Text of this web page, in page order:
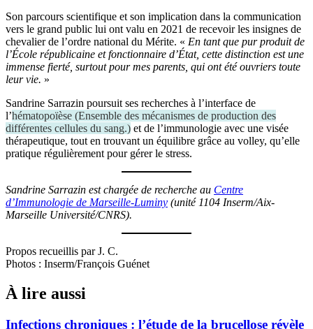
Son parcours scientifique et son implication dans la communication
vers le grand public lui ont valu en 2021 de recevoir les insignes de
chevalier de l’ordre national du Mérite. « En tant que pur produit de
l’École républicaine et fonctionnaire d’État, cette distinction est une
immense fierté, surtout pour mes parents, qui ont été ouvriers toute
leur vie. »
Sandrine Sarrazin poursuit ses recherches à l’interface de
l’hématopoïèse (Ensemble des mécanismes de production des
différentes cellules du sang.) et de l’immunologie avec une visée
thérapeutique, tout en trouvant un équilibre grâce au volley, qu’elle
pratique régulièrement pour gérer le stress.
Sandrine Sarrazin est chargée de recherche au Centre
d’Immunologie de Marseille-Luminy (unité 1104 Inserm/Aix-
Marseille Université/CNRS).
Propos recueillis par J. C.
Photos : Inserm/François Guénet
À lire aussi
Infections chroniques : l’étude de la brucellose révèle